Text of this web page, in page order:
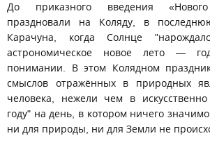
До приказного введения
праздновали на Коляду, в
Карачуна, когда Солнце
астрономическое новое лето —
понимании. В этом Колядном
смыслов отражённых в природных
человека, нежели чем в
году" на день, в котором ничего
ни для природы, ни для Земли не